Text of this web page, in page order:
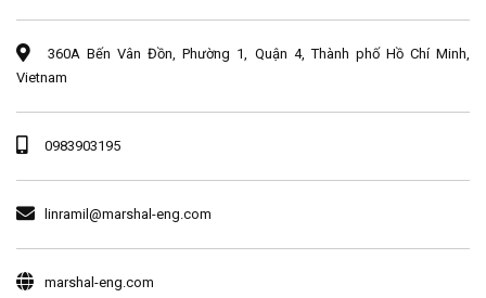
360A Bến Vân Đồn, Phường 1, Quận 4, Thành phố Hồ Chí Minh,
Vietnam
0983903195
linramil@marshal-eng.com
marshal-eng.com